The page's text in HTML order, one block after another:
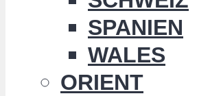
SPANIEN
WALES
ORIENT